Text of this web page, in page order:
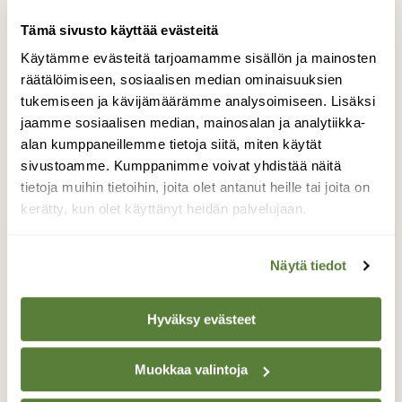
Tämä sivusto käyttää evästeitä
Käytämme evästeitä tarjoamamme sisällön ja mainosten
räätälöimiseen, sosiaalisen median ominaisuuksien
tukemiseen ja kävijämäärämme analysoimiseen. Lisäksi
jaamme sosiaalisen median, mainosalan ja analytiikka-
alan kumppaneillemme tietoja siitä, miten käytät
sivustoamme. Kumppanimme voivat yhdistää näitä
tietoja muihin tietoihin, joita olet antanut heille tai joita on
kerätty, kun olet käyttänyt heidän palvelujaan.
Näytä tiedot
Hyväksy evästeet
Muokkaa valintoja
29.12.2013 klo. 9.45 puuhailin keittiössä
aamuaskareita ja katsoin tavanoamiseen
tapaani ikkunasta ulos, että mitäköhän
lintuja on ruokailemassa. Näkemästäni
hämmästyin melkoisesti ja kyllä siinä sai
muutaman kerran hieroa silmiään, että
onkohan sitä hereillä. En ollut koskaan
aiemmin nähnyt vastaavaa ja huutelin
miestäni nopeasti katsomaan mikä
luumupuussamme syö talipötköä. Siinä
tämmöisen laadultaan melko huonon kuvan
ennen vieraillut pihamaallamme ainakaan
emme ole sitä onnistuneet näkemään. Tuon
käynninkin jälkeen näätä on vieraillut
ruokailemassa sillä talipötköä on syöty
ahmimalla ja jopa sillain, että kehikon